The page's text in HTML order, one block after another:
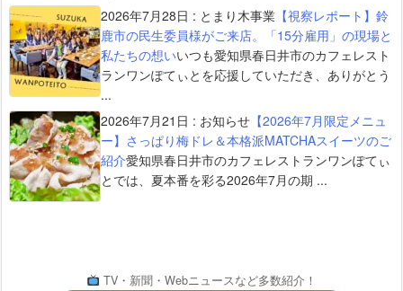
2026年7月28日 : とまり木事業 【視察レポート】鈴
鹿市の民生委員様がご来店。「15分雇用」の現場と
私たちの想いいつも愛知県春日井市のカフェレスト
ランワンぽてぃとを応援していただき、ありがとう
...
2026年7月21日 : お知らせ 【2026年7月限定メニュ
ー】さっぱり梅ドレ＆本格派MATCHAスイーツのご
紹介愛知県春日井市のカフェレストランワンぽてぃ
とでは、夏本番を彩る2026年7月の期 ...
TV・新聞・Webニュースなど多数紹介！